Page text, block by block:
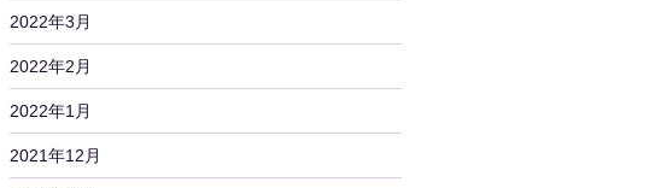
2022年3月
2022年2月
2022年1月
2021年12月